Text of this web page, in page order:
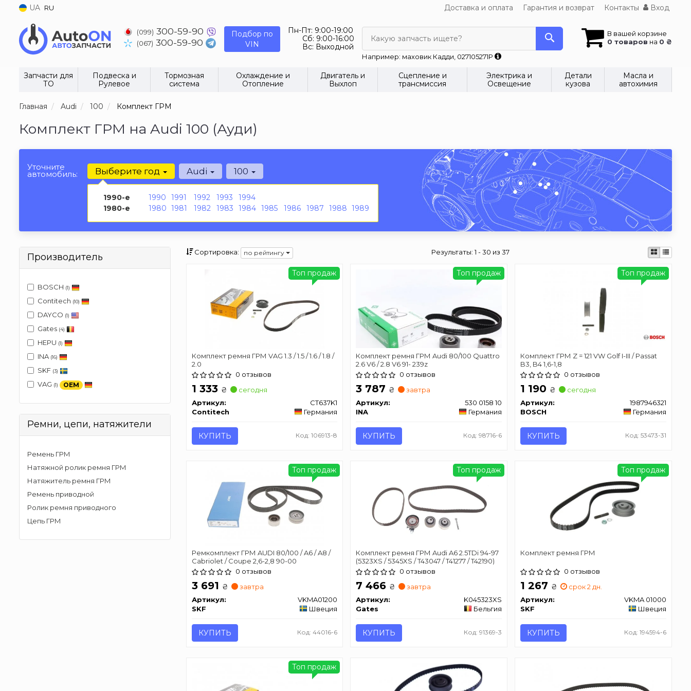
UA RU Доставка и оплата Гарантия и возврат Контакты Вход
(099) 300-59-90
(067) 300-59-90
Подбор по
VIN
Пн-Пт: 9:00-19:00
Сб: 9:00-16:00
Вс: Выходной
В вашей корзине
0 товаров на 0 ₴
Какую запчасть ищете?
Например: маховик Кадди, 027105271P
Запчасти для
ТО
Подвеска и
Рулевое
Тормозная
система
Охлаждение и
Отопление
Двигатель и
Выхлоп
Сцепление и
трансмиссия
Электрика и
Освещение
Детали
кузова
Масла и
автохимия
Главная Audi 100 Комплект ГРМ
Комплект ГРМ на Audi 100 (Ауди)
Уточните
автомобиль: Выберите год
1990-е 1990 1991 1992 1993
1994
1980-е
1980 1981 1982 1983 1984 1985 1986 1987 1988 1989
Audi 100
Производитель
BOSCH (1)
Contitech (10)
DAYCO (1)
Gates (4)
HEPU (1)
INA (16)
SKF (3)
VAG (1) OEM
Ремни, цепи, натяжители
Ремень ГРМ
Натяжной ролик ремня ГРМ
Натяжитель ремня ГРМ
Ремень приводной
Ролик ремня приводного
Цепь ГРМ
Сортировка: по рейтингу Результаты:1 - 30 из 37
Комплект ремня ГРМ VAG 1.3 / 1.5 / 1.6 / 1.8 /
2.0
0 отзывов
1 333 ₴
сегодня
Артикул:
CT637K1
Contitech
Германия
КУПИТЬ Код: 106913-8
Топ продаж
Комплект ремня ГРМ Audi 80/100 Quattro
2.6 V6 / 2.8 V6 91- 239z
0 отзывов
3 787 ₴
завтра
Артикул:
530 0158 10
INA
Германия
КУПИТЬ Код: 98716-6
Топ продаж
Комплект ГРМ Z = 121 VW Golf I-III / Passat
B3, B4 1,6-1,8
0 отзывов
1 190 ₴
сегодня
Артикул:
1987946321
BOSCH
Германия
КУПИТЬ Код: 53473-31
Топ продаж
Ремкомплект ГРМ AUDI 80/100 / A6 / A8 /
Cabriolet / Coupe 2,6-2,8 90-00
0 отзывов
3 691 ₴
завтра
Артикул:
VKMA01200
SKF
Швеция
КУПИТЬ Код: 44016-6
Топ продаж
Комплект ремня ГРМ Audi A6 2.5TDi 94-97
(5323XS / 5345XS / T43047 / T41277 / T42190)
0 отзывов
7 466 ₴
завтра
Артикул:
K045323XS
Gates
Бельгия
КУПИТЬ Код: 91369-3
Топ продаж
Комплект ремня ГРМ
0 отзывов
1 267 ₴
срок 2 дн.
Артикул:
VKMA 01000
SKF
Швеция
КУПИТЬ Код: 194594-6
Топ продаж
Топ продаж